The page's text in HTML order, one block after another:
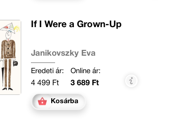
If I Were a Grown-Up
Janikovszky Éva
Eredeti ár:
4 499 Ft
Online ár:
3 689 Ft
Kosárba